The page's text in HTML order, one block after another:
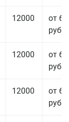
12000
от
руб.
12000
от
руб.
12000
от
руб.